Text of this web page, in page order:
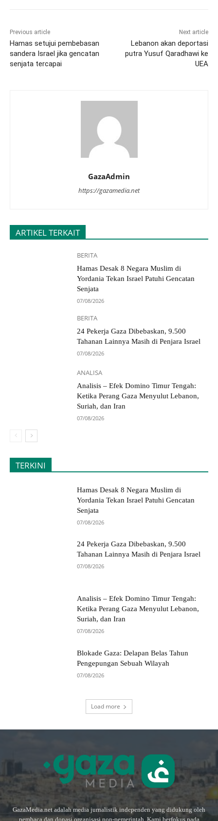
Previous article
Hamas setujui pembebasan
sandera Israel jika gencatan
senjata tercapai
Next article
Lebanon akan deportasi
putra Yusuf Qaradhawi ke
UEA
GazaAdmin
https://gazamedia.net
ARTIKEL TERKAIT
BERITA
Hamas Desak 8 Negara Muslim di
Yordania Tekan Israel Patuhi Gencatan
Senjata
07/08/2026
BERITA
24 Pekerja Gaza Dibebaskan, 9.500
Tahanan Lainnya Masih di Penjara Israel
07/08/2026
ANALISA
Analisis – Efek Domino Timur Tengah:
Ketika Perang Gaza Menyulut Lebanon,
Suriah, dan Iran
07/08/2026
TERKINI
Hamas Desak 8 Negara Muslim di
Yordania Tekan Israel Patuhi Gencatan
Senjata
07/08/2026
24 Pekerja Gaza Dibebaskan, 9.500
Tahanan Lainnya Masih di Penjara Israel
07/08/2026
Analisis – Efek Domino Timur Tengah:
Ketika Perang Gaza Menyulut Lebanon,
Suriah, dan Iran
07/08/2026
Blokade Gaza: Delapan Belas Tahun
Pengepungan Sebuah Wilayah
07/08/2026
Load more
GazaMedia.net adalah media jurnalistik independen yang didukung oleh
pembaca dan donasi organisasi non-pemerintah. Kami berfokus pada